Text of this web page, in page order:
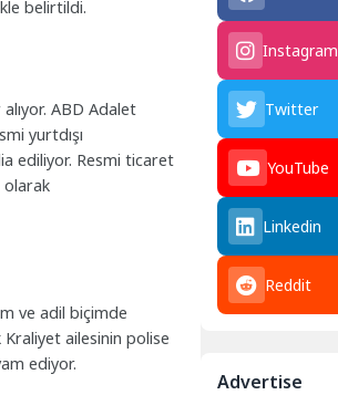
belirtildi.
ABD Adalet
yurtdışı
ediliyor. Resmi ticaret
olarak
ve adil biçimde
ailesinin polise
ediyor.
Instagram
Twitter
YouTube
Linkedin
Reddit
Advertise